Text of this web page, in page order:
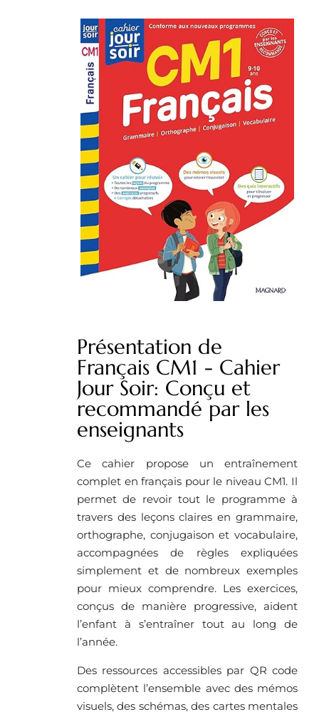
Présentation de
Français CM1 - Cahier
Jour Soir: Conçu et
recommandé par les
enseignants
Ce cahier propose un entraînement
complet en français pour le niveau CM1. Il
permet de revoir tout le programme à
travers des leçons claires en grammaire,
orthographe, conjugaison et vocabulaire,
accompagnées de règles expliquées
simplement et de nombreux exemples
pour mieux comprendre. Les exercices,
conçus de manière progressive, aident
l’enfant à s’entraîner tout au long de
l’année.
Des ressources accessibles par QR code
complètent l’ensemble avec des mémos
visuels, des schémas, des cartes mentales